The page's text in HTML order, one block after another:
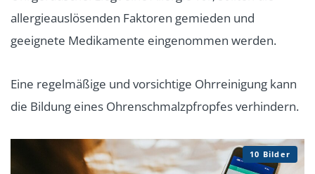
allergieauslösenden Faktoren gemieden und
geeignete Medikamente eingenommen werden.
Eine regelmäßige und vorsichtige Ohrreinigung kann
die Bildung eines Ohrenschmalzpfropfes verhindern.
10 Bilder